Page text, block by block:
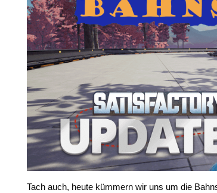
Tach auch, heute kümmern wir uns um die